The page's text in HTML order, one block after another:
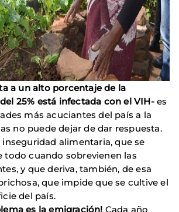
a un alto porcentaje de la
25% está infectada con el VIH-es
más acuciantes del país a la
no puede dejar de dar respuesta.
alimentaria, que se
todo cuando sobrevienen las
y que deriva, también, de esa
que impide que se cultive el
del país.
es la emigración! Cada año